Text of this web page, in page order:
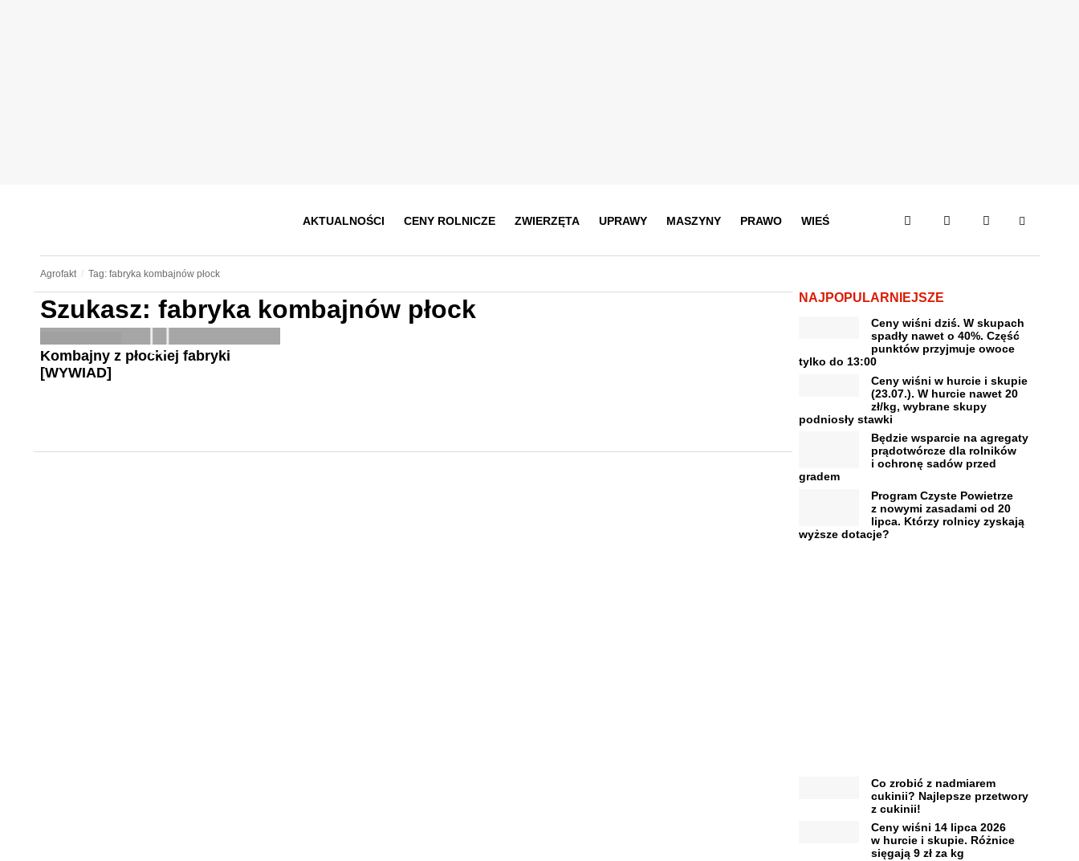
AKTUALNOŚCI CENY ROLNICZE ZWIERZĘTA UPRAWY MASZYNY PRAWO WIEŚ
Agrofakt Tag: fabryka kombajnów płock
Szukasz: fabryka kombajnów płock
Kombajny z płockiej fabryki
[WYWIAD]
NAJPOPULARNIEJSZE
Ceny wiśni dziś. W skupach
spadły nawet o 40%. Część
punktów przyjmuje owoce
tylko do 13:00
Ceny wiśni w hurcie i skupie
(23.07.). W hurcie nawet 20
zł/kg, wybrane skupy
podniosły stawki
Będzie wsparcie na agregaty
prądotwórcze dla rolników
i ochronę sadów przed
gradem
Program Czyste Powietrze
z nowymi zasadami od 20
lipca. Którzy rolnicy zyskają
wyższe dotacje?
Co zrobić z nadmiarem
cukinii? Najlepsze przetwory
z cukinii!
Ceny wiśni 14 lipca 2026
w hurcie i skupie. Różnice
sięgają 9 zł za kg